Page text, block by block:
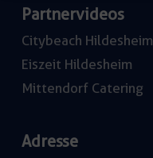
Partnervideos
Citybeach Hildesheim
Eiszeit Hildesheim
Mittendorf Catering
Adresse